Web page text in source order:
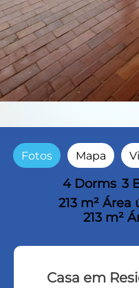
Fotos Mapa
4 Dorms 3
213 m² Área
213 m²
Casa em